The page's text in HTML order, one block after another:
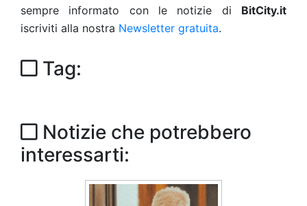
sempre informato con le notizie di BitCity.it
iscriviti alla nostra Newsletter gratuita.
Tag:
Notizie che potrebbero
interessarti: